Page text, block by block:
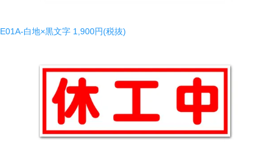
E01A-白地×黒文字 1,900円(税抜)